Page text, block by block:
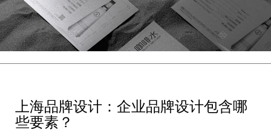
上海品牌设计：企业品牌设计包含哪
些要素？